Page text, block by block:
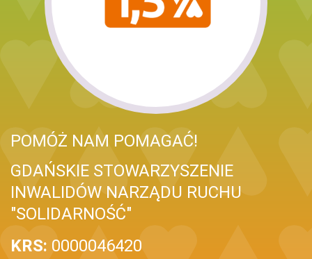
POMÓŻ NAM POMAGAĆ!
GDAŃSKIE STOWARZYSZENIE
INWALIDÓW NARZĄDU RUCHU
"SOLIDARNOŚĆ"
KRS: 0000046420